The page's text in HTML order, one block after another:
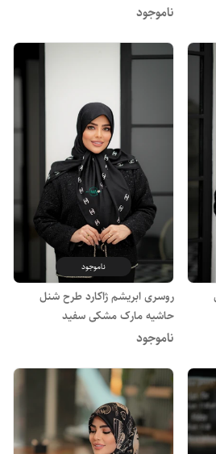
ناموجود
ناموجود
روسری ابریشم ژاکارد طرح شنل
حاشیه مارک مشکی سفید
ناموجود